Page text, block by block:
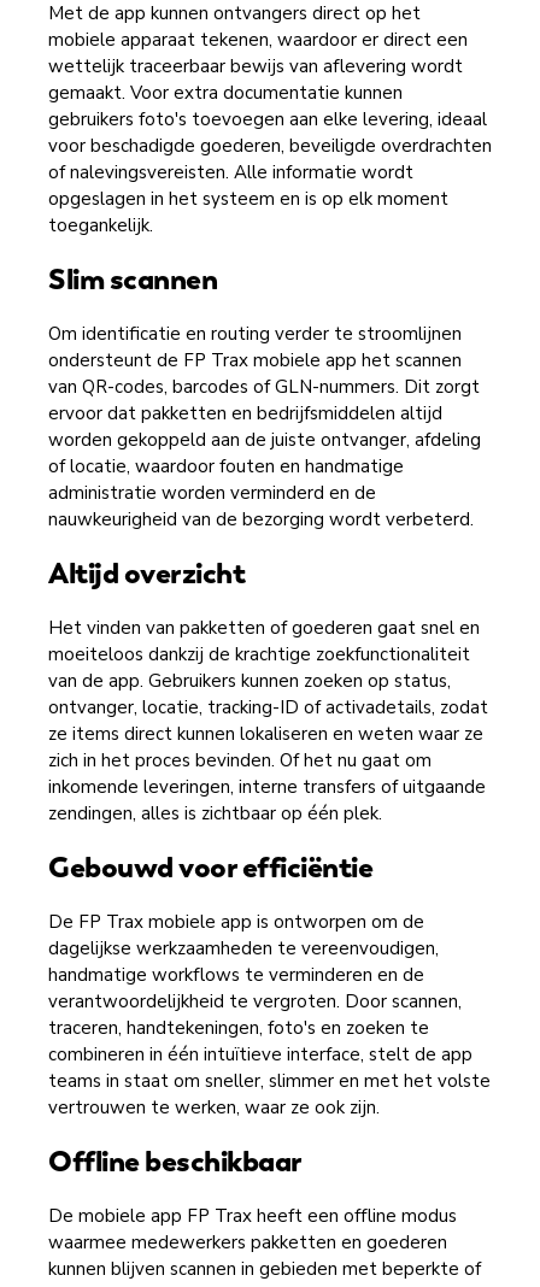
Met de app kunnen ontvangers direct op het
mobiele apparaat tekenen, waardoor er direct een
wettelijk traceerbaar bewijs van aflevering wordt
gemaakt. Voor extra documentatie kunnen
gebruikers foto's toevoegen aan elke levering, ideaal
voor beschadigde goederen, beveiligde overdrachten
of nalevingsvereisten. Alle informatie wordt
opgeslagen in het systeem en is op elk moment
toegankelijk.
Slim scannen
Om identificatie en routing verder te stroomlijnen
ondersteunt de FP Trax mobiele app het scannen
van QR-codes, barcodes of GLN-nummers. Dit zorgt
ervoor dat pakketten en bedrijfsmiddelen altijd
worden gekoppeld aan de juiste ontvanger, afdeling
of locatie, waardoor fouten en handmatige
administratie worden verminderd en de
nauwkeurigheid van de bezorging wordt verbeterd.
Altijd overzicht
Het vinden van pakketten of goederen gaat snel en
moeiteloos dankzij de krachtige zoekfunctionaliteit
van de app. Gebruikers kunnen zoeken op status,
ontvanger, locatie, tracking-ID of activadetails, zodat
ze items direct kunnen lokaliseren en weten waar ze
zich in het proces bevinden. Of het nu gaat om
inkomende leveringen, interne transfers of uitgaande
zendingen, alles is zichtbaar op één plek.
Gebouwd voor efficiëntie
De FP Trax mobiele app is ontworpen om de
dagelijkse werkzaamheden te vereenvoudigen,
handmatige workflows te verminderen en de
verantwoordelijkheid te vergroten. Door scannen,
traceren, handtekeningen, foto's en zoeken te
combineren in één intuïtieve interface, stelt de app
teams in staat om sneller, slimmer en met het volste
vertrouwen te werken, waar ze ook zijn.
Offline beschikbaar
De mobiele app FP Trax heeft een offline modus
waarmee medewerkers pakketten en goederen
kunnen blijven scannen in gebieden met beperkte of